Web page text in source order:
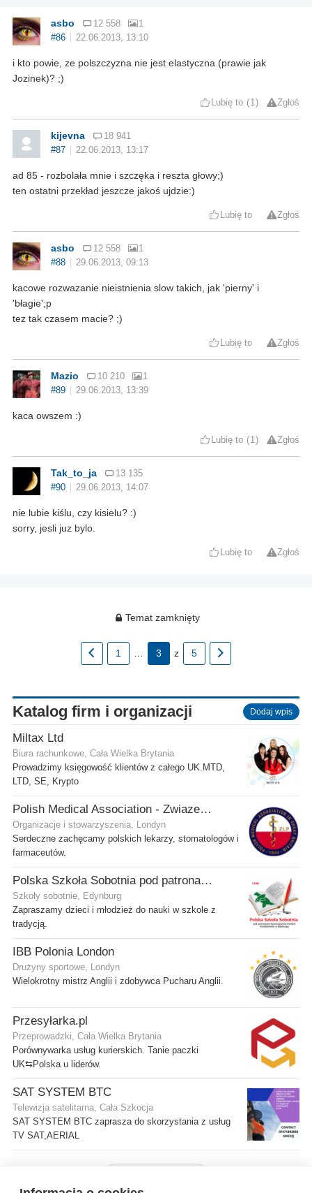
asbo 12 558
1
#86
22.06.2013, 13:10
i kto powie, ze polszczyzna nie jest elastyczna (prawie jak
Jozinek)? ;)
Lubię to 1 Zgłoś
kijevna
18 941
#87
22.06.2013, 13:17
ad 85 - rozbolała mnie i szczęka i reszta głowy;)
ten ostatni przekład jeszcze jakoś ujdzie:)
Lubię to Zgłoś
asbo 12 558
1
#88
29.06.2013, 09:13
kacowe rozwazanie nieistnienia slow takich, jak 'pierny' i
'błagie';p
tez tak czasem macie? ;)
Lubię to Zgłoś
Mazio 10 210
1
#89
29.06.2013, 13:39
kaca owszem :)
Lubię to 1 Zgłoś
Tak_to_ja
13 135
#90
29.06.2013, 14:07
nie lubie kiślu, czy kisielu? :)
sorry, jesli juz bylo.
Lubię to Zgłoś
Temat zamknięty
1 3 z 5
Katalog firm i organizacji Dodaj wpis
Miltax Ltd
Biura rachunkowe, Cała Wielka Brytania
Prowadzimy księgowość klientów z całego UK.MTD,
LTD, SE, Krypto
Polish Medical Association - Zwiazek Lekarzy Polskich w Wielkiej Brytanii
Organizacje i stowarzyszenia, Londyn
Serdeczne zachęcamy polskich lekarzy, stomatologów i
farmaceutów.
Polska Szkoła Sobotnia pod patronatem SPK w Edynburgu - Filia Gilmerton
Szkoły sobotnie, Edynburg
Zapraszamy dzieci i młodzież do nauki w szkole z
tradycją.
IBB Polonia London
Drużyny sportowe, Londyn
Wielokrotny mistrz Anglii i zdobywca Pucharu Anglii.
Przesyłarka.pl
Przeprowadzki, Cała Wielka Brytania
Porównywarka usług kurierskich. Tanie paczki
UK⇆Polska u liderów.
SAT SYSTEM BTC
Telewizja satelitarna, Cała Szkocja
SAT SYSTEM BTC zaprasza do skorzystania z usług
TV SAT,AERIAL